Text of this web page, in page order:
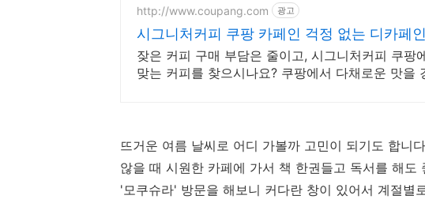
http://www.coupang.com 광고
시그니처커피 쿠팡 카페인 걱정 없는 디카페인
잦은 커피 구매 부담은 줄이고, 시그니처커피 쿠팡
맞는 커피를 찾으시나요? 쿠팡에서 다채로운 맛을
뜨거운 여름 날씨로 어디 가볼까 고민이 되기도 합니
않을 때 시원한 카페에 가서 책 한권들고 독서를 해도
'모쿠슈라' 방문을 해보니 커다란 창이 있어서 계절별